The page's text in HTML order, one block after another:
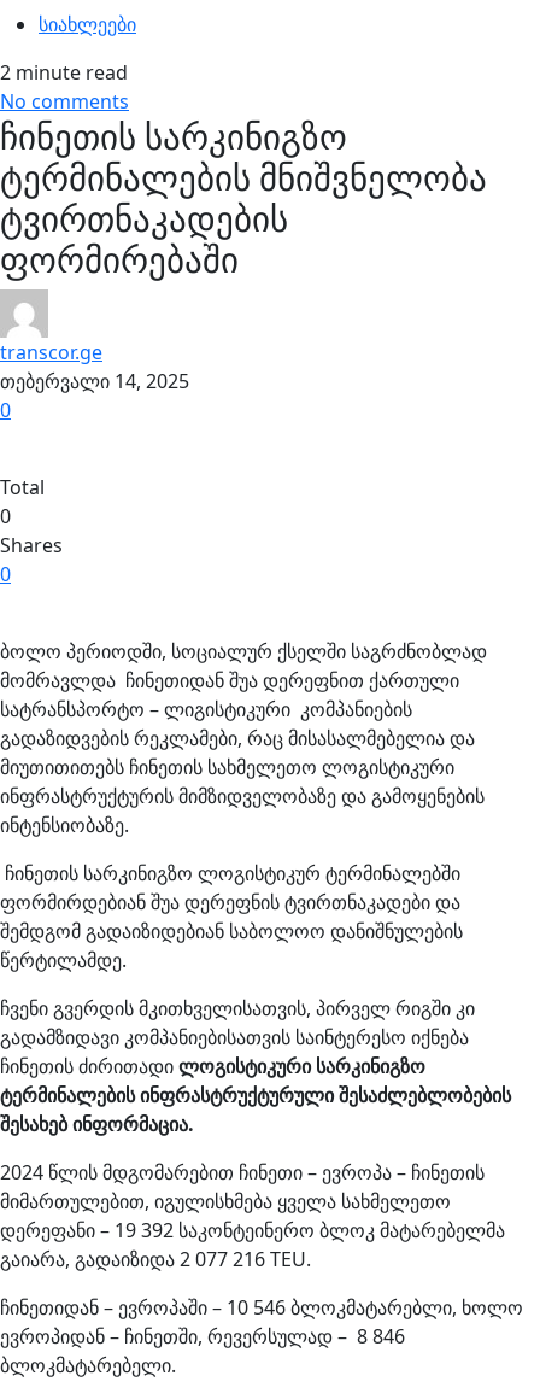
სიახლეები
2 minute read
No comments
ჩინეთის სარკინიგზო
ტერმინალების მნიშვნელობა
ტვირთნაკადების
ფორმირებაში
transcor.ge
თებერვალი 14, 2025
0
Total
0
Shares
0
ბოლო პერიოდში, სოციალურ ქსელში საგრძნობლად
მომრავლდა ჩინეთიდან შუა დერეფნით ქართული
სატრანსპორტო – ლიგისტიკური კომპანიების
გადაზიდვების რეკლამები, რაც მისასალმებელია და
მიუთითითებს ჩინეთის სახმელეთო ლოგისტიკური
ინფრასტრუქტურის მიმზიდველობაზე და გამოყენების
ინტენსიობაზე.
ჩინეთის სარკინიგზო ლოგისტიკურ ტერმინალებში
ფორმირდებიან შუა დერეფნის ტვირთნაკადები და
შემდგომ გადაიზიდებიან საბოლოო დანიშნულების
წერტილამდე.
ჩვენი გვერდის მკითხველისათვის, პირველ რიგში კი
გადამზიდავი კომპანიებისათვის საინტერესო იქნება
ჩინეთის ძირითადილოგისტიკური სარკინიგზო
ტერმინალების ინფრასტრუქტურული შესაძლებლობების
შესახებ ინფორმაცია.
2024 წლის მდგომარებით ჩინეთი – ევროპა – ჩინეთის
მიმართულებით, იგულისხმება ყველა სახმელეთო
დერეფანი – 19 392 საკონტეინერო ბლოკ მატარებელმა
გაიარა, გადაიზიდა 2 077 216 TEU.
ჩინეთიდან – ევროპაში – 10 546 ბლოკმატარებლი, ხოლო
ევროპიდან – ჩინეთში, რევერსულად – 8 846
ბლოკმატარებელი.